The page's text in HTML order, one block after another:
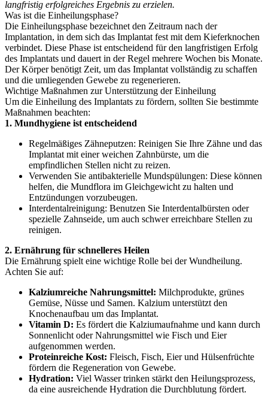
langfristig erfolgreiches Ergebnis zu erzielen.
Was ist die Einheilungsphase?
Die Einheilungsphase bezeichnet den Zeitraum nach der
Implantation, in dem sich das Implantat fest mit dem Kieferknochen
verbindet. Diese Phase ist entscheidend für den langfristigen Erfolg
des Implantats und dauert in der Regel mehrere Wochen bis Monate.
Der Körper benötigt Zeit, um das Implantat vollständig zu schaffen
und die umliegenden Gewebe zu regenerieren.
Wichtige Maßnahmen zur Unterstützung der Einheilung
Um die Einheilung des Implantats zu fördern, sollten Sie bestimmte
Maßnahmen beachten:
1. Mundhygiene ist entscheidend
Regelmäßiges Zähneputzen: Reinigen Sie Ihre Zähne und das
Implantat mit einer weichen Zahnbürste, um die
empfindlichen Stellen nicht zu reizen.
Verwenden Sie antibakterielle Mundspülungen: Diese können
helfen, die Mundflora im Gleichgewicht zu halten und
Entzündungen vorzubeugen.
Interdentalreinigung: Benutzen Sie Interdentalbürsten oder
spezielle Zahnseide, um auch schwer erreichbare Stellen zu
reinigen.
2. Ernährung für schnelleres Heilen
Die Ernährung spielt eine wichtige Rolle bei der Wundheilung.
Achten Sie auf:
Kalziumreiche Nahrungsmittel: Milchprodukte, grünes
Gemüse, Nüsse und Samen. Kalzium unterstützt den
Knochenaufbau um das Implantat.
Vitamin D: Es fördert die Kalziumaufnahme und kann durch
Sonnenlicht oder Nahrungsmittel wie Fisch und Eier
aufgenommen werden.
Proteinreiche Kost: Fleisch, Fisch, Eier und Hülsenfrüchte
fördern die Regeneration von Gewebe.
Hydration: Viel Wasser trinken stärkt den Heilungsprozess,
da eine ausreichende Hydration die Durchblutung fördert.